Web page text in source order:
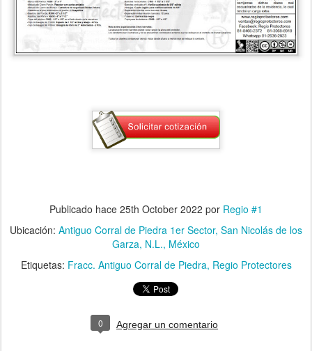
Publicado hace 25th October 2022 por Regio #1
Ubicación: Antiguo Corral de Piedra 1er Sector, San Nicolás de los
Garza, N.L., México
Etiquetas: Fracc. Antiguo Corral de Piedra Regio Protectores
0 Agregar un comentario